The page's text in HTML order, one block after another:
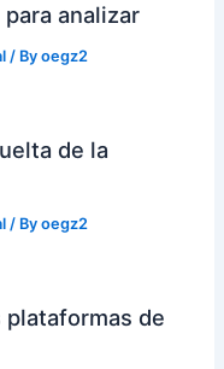
analizar
/ Byoegz2
de la
/ Byoegz2
plataformas de